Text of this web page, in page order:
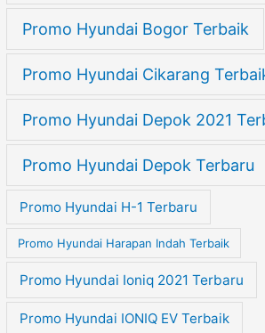
Promo Hyundai Bogor Terbaik
Promo Hyundai Cikarang
Promo Hyundai Depok 2021
Promo Hyundai Depok Terbaru
Promo Hyundai H-1 Terbaru
Promo Hyundai Harapan Indah Terbaik
Promo Hyundai Ioniq 2021 Terbaru
Promo Hyundai IONIQ EV Terbaik